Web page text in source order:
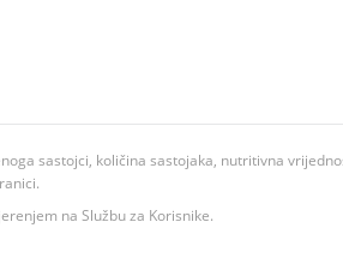
sastojci, količina sastojaka, nutritivna
na Službu za Korisnike.